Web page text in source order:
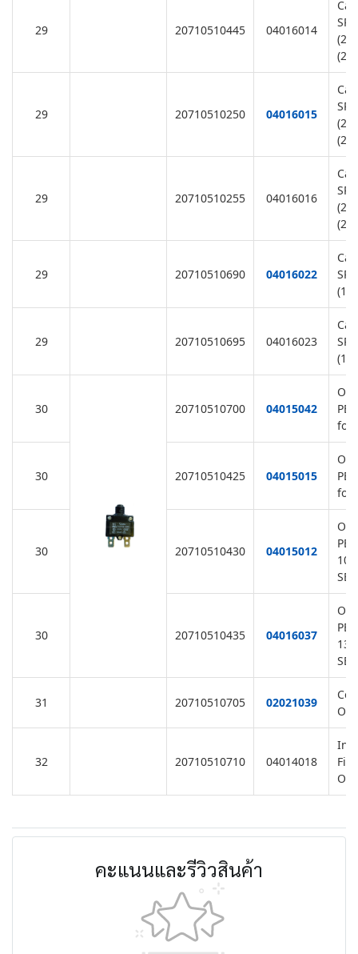
29 20710510445 04016014
29 20710510250 04016015
29 20710510255 04016016
29 20710510690 04016022
29 20710510695 04016023
30 20710510700 04015042
for
30 20710510425 04015015
for
30 20710510430 04015012
SB/
30 20710510435 04016037
SB/
31 20710510705 02021039
32 20710510710 04014018
คะแนนและรีวิวสินค้า